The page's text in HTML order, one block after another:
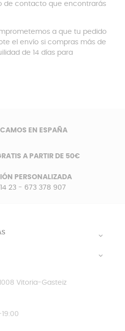
de contacto que encontrarás
a que tu pedido
el envío si compras más de
de 14 días para
EN ESPAÑA
A PARTIR DE 50€
PERSONALIZADA
23- 673 378 907


Vitoria-Gasteiz